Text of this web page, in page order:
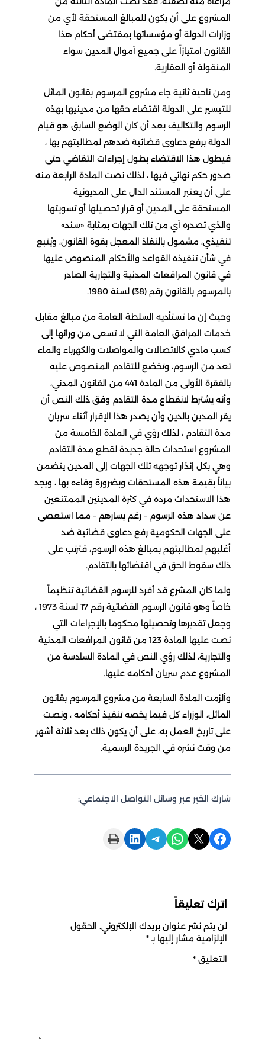
المشروع على أن يكون للمبالغ المستحقة لأي من
وزارات الدولة أو مؤسساتها بمقتضى أحكام هذا
القانون امتيازاً على جميع أموال المدين سواء
المنقولة أو العقارية.
ومن ناحية ثانية جاء مشروع المرسوم بقانون الماثل
للتيسير على الدولة اقتضاء حقها من مدينيها بهذه
الرسوم والتكاليف بعد أن كان الوضع السابق هو قيام
الدولة برفع دعاوى قضائية ضدهم لمطالبتهم بها ،
فيطول هذا الاقتضاء بطول إجراءات التقاضي حتى
صدور حكم نهائي فيها ، لذلك نصت المادة الرابعة منه
على أن يعتبر المستند الدال على المديونية
المستحقة على المدين أو قرار تحصيلها أو تسويتها
والذي تصدره أي من تلك الجهات بمثابة «سند»
تنفيذي، مشمول بالنفاذ المعجل بقوة القانون، ويُتبع
في شأن تنفيذه القواعد والأحكام المنصوص عليها
في قانون المرافعات المدنية والتجارية الصادر
بالمرسوم بالقانون رقم (38) لسنة 1980.
وحيث إن ما تستأديه السلطة العامة من مبالغ مقابل
خدمات المرافق العامة التي لا تسعى من ورائها إلى
كسب مادي كالاتصالات والمواصلات والكهرباء والماء
تعد من الرسوم، وتخضع للتقادم المنصوص عليه
بالفقرة الأولى من المادة 441 من القانون المدني،
وأنه يشترط لانقطاع مدة التقادم وفق ذلك النص أن
يقر المدين بالدين وأن يصدر هذا الإقرار أثناء سريان
مدة التقادم ، لذلك رؤي في المادة الخامسة من
المشروع استحداث حالة جديدة لقطع مدة التقادم
وهي بكل إنذار توجهه تلك الجهات إلى المدين يتضمن
بياناً بقيمة هذه المستحقات وبضرورة وفاءه بها ، ويجد
هذا الاستحداث مرده في كثرة المدينين الممتنعين
عن سداد هذه الرسوم – رغم يسارهم – مما استعصى
على الجهات الحكومية رفع دعاوى قضائية ضد
أغلبهم لمطالبتهم بمبالغ هذه الرسوم، فترتب على
ذلك سقوط الحق في اقتضائها بالتقادم.
ولما كان المشرع قد أفرد للرسوم القضائية تنظيماً
خاصاً وهو قانون الرسوم القضائية رقم 17 لسنة 1973 ،
وجعل تقديرها وتحصيلها محكوما بالإجراءات التي
نصت عليها المادة 123 من قانون المرافعات المدنية
والتجارية، لذلك رؤي النص في المادة السادسة من
المشروع عدم سريان أحكامه عليها.
وألزمت المادة السابعة من مشروع المرسوم بقانون
المائل، الوزراء كل فيما يخصه تنفيذ أحكامه ، ونصت
على تاريخ العمل به، على أن يكون ذلك بعد ثلاثة أشهر
من وقت نشره في الجريدة الرسمية.
شارك الخبر عبر وسائل التواصل الاجتماعي:
Share on Facebook
Share on X
Share on WhatsApp
Share on Telegram
Share on LinkedIn
Print this Page
اترك تعليقاً
لن يتم نشر عنوان بريدك الإلكتروني. الحقول
الإلزامية مشار إليها بـ*
التعليق *